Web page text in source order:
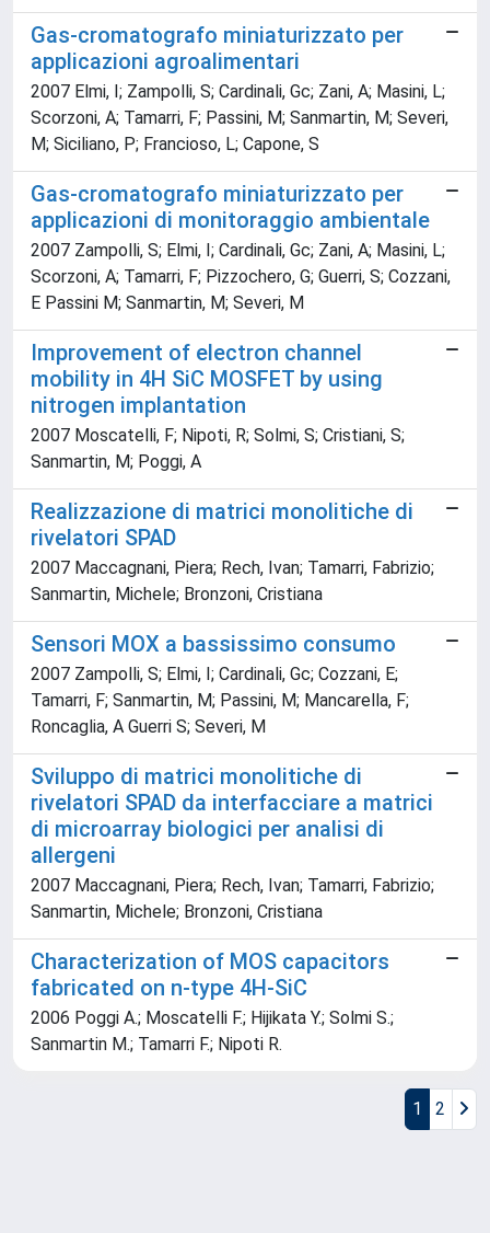
Gas-cromatografo miniaturizzato per
applicazioni agroalimentari
2007 Elmi, I; Zampolli, S; Cardinali, Gc; Zani, A; Masini, L;
Scorzoni, A; Tamarri, F; Passini, M; Sanmartin, M; Severi,
M; Siciliano, P; Francioso, L; Capone, S
Gas-cromatografo miniaturizzato per
applicazioni di monitoraggio ambientale
2007 Zampolli, S; Elmi, I; Cardinali, Gc; Zani, A; Masini, L;
Scorzoni, A; Tamarri, F; Pizzochero, G; Guerri, S; Cozzani,
E Passini M; Sanmartin, M; Severi, M
Improvement of electron channel
mobility in 4H SiC MOSFET by using
nitrogen implantation
2007 Moscatelli, F; Nipoti, R; Solmi, S; Cristiani, S;
Sanmartin, M; Poggi, A
Realizzazione di matrici monolitiche di
rivelatori SPAD
2007 Maccagnani, Piera; Rech, Ivan; Tamarri, Fabrizio;
Sanmartin, Michele; Bronzoni, Cristiana
Sensori MOX a bassissimo consumo
2007 Zampolli, S; Elmi, I; Cardinali, Gc; Cozzani, E;
Tamarri, F; Sanmartin, M; Passini, M; Mancarella, F;
Roncaglia, A Guerri S; Severi, M
Sviluppo di matrici monolitiche di
rivelatori SPAD da interfacciare a matrici
di microarray biologici per analisi di
allergeni
2007 Maccagnani, Piera; Rech, Ivan; Tamarri, Fabrizio;
Sanmartin, Michele; Bronzoni, Cristiana
Characterization of MOS capacitors
fabricated on n-type 4H-SiC
2006 Poggi A.; Moscatelli F.; Hijikata Y.; Solmi S.;
Sanmartin M.; Tamarri F.; Nipoti R.
1 2